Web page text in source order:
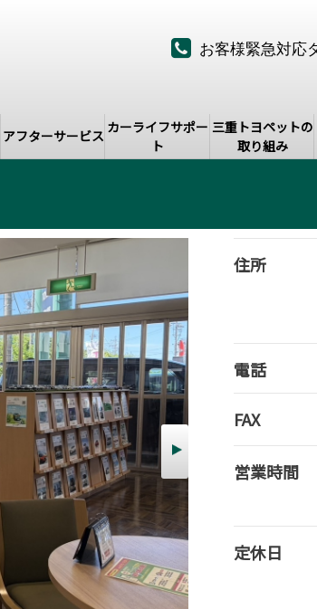
お客様緊急対応
アフターサービス カーライフサポー
ト
三重トヨペットの
取り組み
住所
電話
FAX
営業時間
定休日